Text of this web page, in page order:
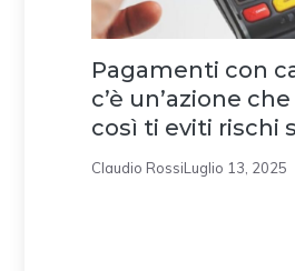
Pagamenti con
c’è un’azione
così ti eviti rischi
Claudio RossiLuglio 13, 2025